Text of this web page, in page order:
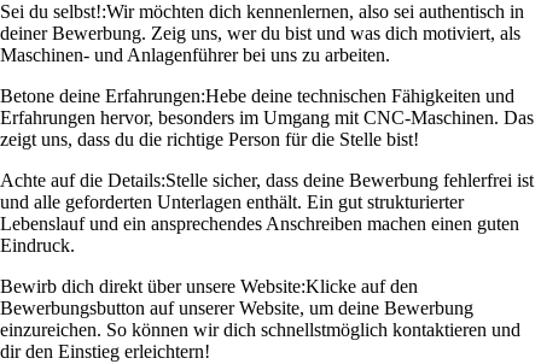
Sei du selbst!:Wir möchten dich kennenlernen, also sei authentisch in
deiner Bewerbung. Zeig uns, wer du bist und was dich motiviert, als
Maschinen- und Anlagenführer bei uns zu arbeiten.
Betone deine Erfahrungen:Hebe deine technischen Fähigkeiten und
Erfahrungen hervor, besonders im Umgang mit CNC-Maschinen. Das
zeigt uns, dass du die richtige Person für die Stelle bist!
Achte auf die Details:Stelle sicher, dass deine Bewerbung fehlerfrei ist
und alle geforderten Unterlagen enthält. Ein gut strukturierter
Lebenslauf und ein ansprechendes Anschreiben machen einen guten
Eindruck.
Bewirb dich direkt über unsere Website:Klicke auf den
Bewerbungsbutton auf unserer Website, um deine Bewerbung
einzureichen. So können wir dich schnellstmöglich kontaktieren und
dir den Einstieg erleichtern!